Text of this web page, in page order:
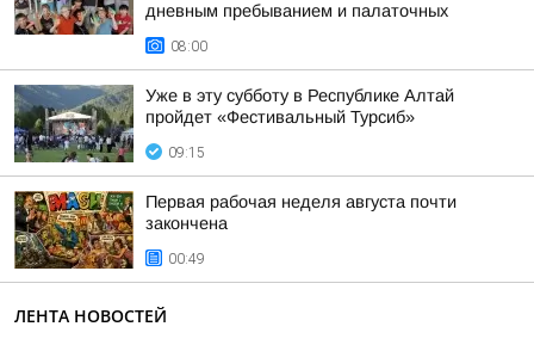
дневным пребыванием и палаточных
08:00
Уже в эту субботу в Республике Алтай
пройдет «Фестивальный Турсиб»
09:15
Первая рабочая неделя августа почти
закончена
00:49
ЛЕНТА НОВОСТЕЙ